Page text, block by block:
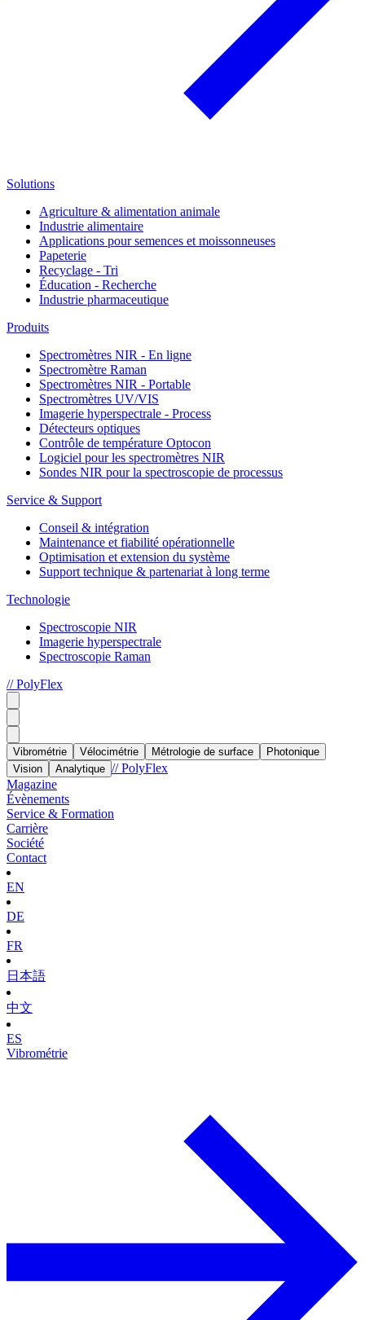
Solutions
Agriculture & alimentation animale
Industrie alimentaire
Applications pour semences et moissonneuses
Papeterie
Recyclage - Tri
Éducation - Recherche
Industrie pharmaceutique
Produits
Spectromètres NIR - En ligne
Spectromètre Raman
Spectromètres NIR - Portable
Spectromètres UV/VIS
Imagerie hyperspectrale - Process
Détecteurs optiques
Contrôle de température Optocon
Logiciel pour les spectromètres NIR
Sondes NIR pour la spectroscopie de processus
Service & Support
Conseil & intégration
Maintenance et fiabilité opérationnelle
Optimisation et extension du système
Support technique & partenariat à long terme
Technologie
Spectroscopie NIR
Imagerie hyperspectrale
Spectroscopie Raman
// PolyFlex
Vibrométrie Vélocimétrie Métrologie de surface
Photonique
Vision
Analytique // PolyFlex
Magazine
Évènements
Service & Formation
Carrière
Société
Contact
EN
DE
FR
日本語
中文
ES
Vibrométrie